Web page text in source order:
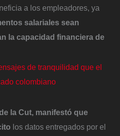
a los empleadores, ya
salariales sean
la capacidad financiera de
de tranquilidad que el
colombiano
la Cut, manifestó que
los datos entregados por el